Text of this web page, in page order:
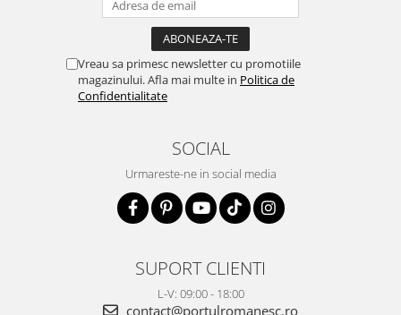
Vreau sa primesc newsletter cu promotiile
magazinului. Afla mai multe in Politica de
Confidentialitate
SOCIAL
Urmareste-ne in social media
SUPORT CLIENTI
L-V: 09:00 - 18:00
contact@portulromanesc.ro